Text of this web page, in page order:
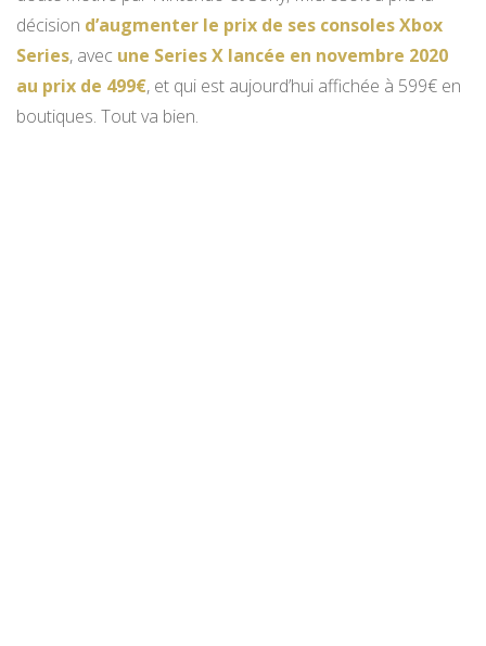
décision d’augmenter le prix de ses consoles Xbox
Series, avec une Series X lancée en novembre 2020
au prix de 499€, et qui est aujourd’hui affichée à 599€ en
boutiques. Tout va bien.